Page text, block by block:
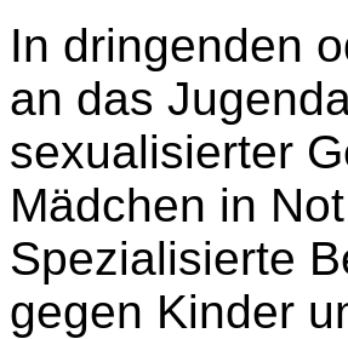
In dringenden
an das
sexualisierter
Mädchen in
Spezialisierte
gegen Kinder